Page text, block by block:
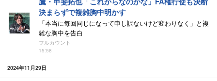
決まらずで複雑胸中明かす
「本当に毎回同じになって申し訳ないけど変わりなく」と複
雑な胸中を告白
フルカウント
15:58
2024年11月29日